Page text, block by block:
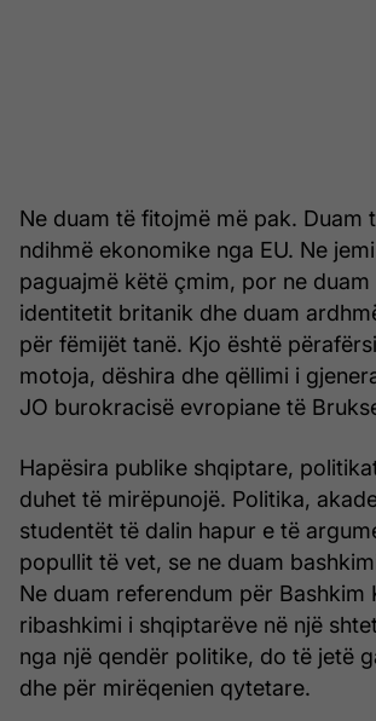
Ne duam të fitojmë më pak. Duam
ndihmë ekonomike nga EU. Ne
paguajmë këtë çmim, por ne duam
identitetit britanik dhe duam
për fëmijët tanë. Kjo është
motoja, dëshira dhe qëllimi i
JO burokracisë evropiane të
Hapësira publike shqiptare,
duhet të mirëpunojë. Politika,
studentët të dalin hapur e të
popullit të vet, se ne duam
Ne duam referendum për Bashkim
ribashkimi i shqiptarëve në një
nga një qendër politike, do të jetë
dhe për mirëqenien qytetare.